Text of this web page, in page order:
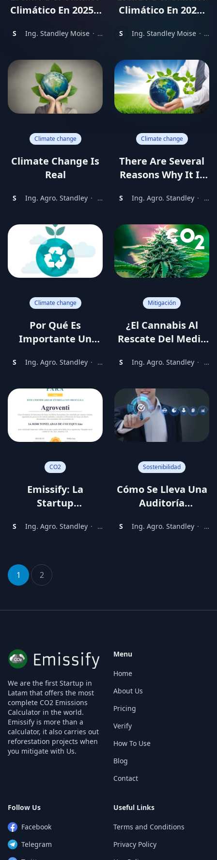
Climático En 2025 –
Centroamérica Y
S Ing. Standley Moise · 11
Climático En 2025:
Inflexión Necesario
S Ing. Standley Moise · 11
Climate change
Climate Change Is
Real
S Ing. Agro. Standley · 2
Climate change
There Are Several
Reasons Why It Is
Your Business Into
Friendly Business
S Ing. Agro. Standley · 3
Climate change
Por Qué Es
Importante Un
Emisiones CO2?
S Ing. Agro. Standley · 3
Mitigación
¿El Cannabis Al
Rescate Del Medio
S Ing. Agro. Standley · 3
CO2
Emissify: La
Startup
Lidera La Medición
S Ing. Agro. Standley · 3
Sostenibilidad
Cómo Se Lleva Una
Auditoría
S Ing. Agro. Standley · 3
1 2
We are the first Startup in
Latam that offers the most
complete CO2 Emissions
Calculator in the world.
Emissify is more than a
calculator, it also carries out
reforestation projects when
you mitigate with Us.
Menu
Home
About Us
Pricing
Verify
How To Use
Blog
Contact
Follow Us
Facebook
Telegram
Useful Links
Terms and Conditions
Privacy Policy